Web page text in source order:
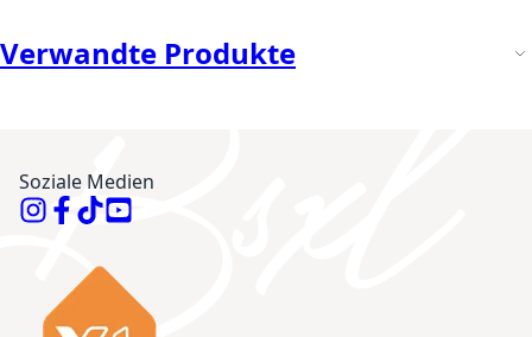
Verwandte Produkte
Soziale Medien